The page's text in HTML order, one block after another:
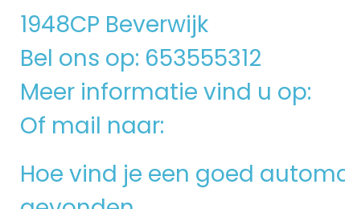
1948CP Beverwijk
Bel ons op: 653555312
Meer informatie vind u op:
Of mail naar:
Hoe vind je een goed